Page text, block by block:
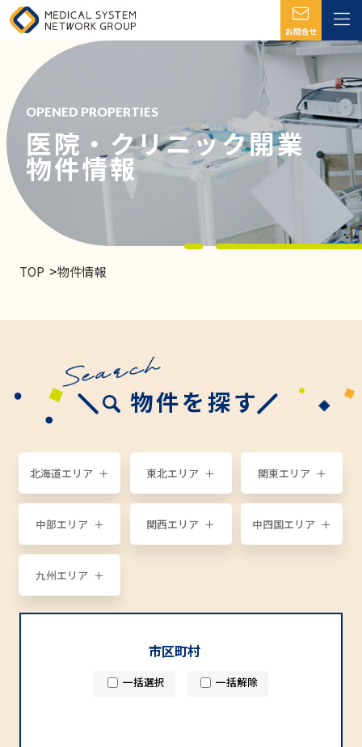
OPENED PROPERTIES
医院・クリニック開業
物件情報
TOP 物件情報
物件を探す
北海道エリア 東北エリア 関東エリア
中部エリア 関西エリア 中四国エリア
九州エリア
市区町村
一括選択 一括解除